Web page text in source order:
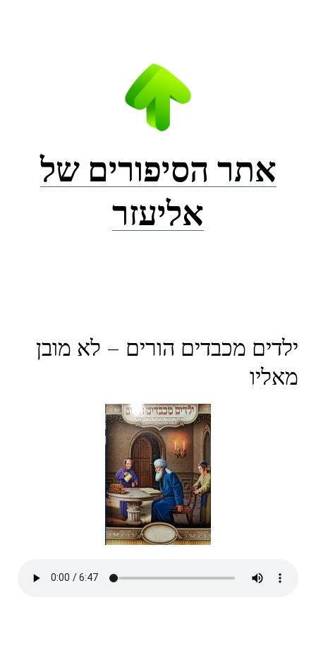
אתר הסיפורים של
אליעזר
ילדים מכבדים הורים – לא מובן
מאליו